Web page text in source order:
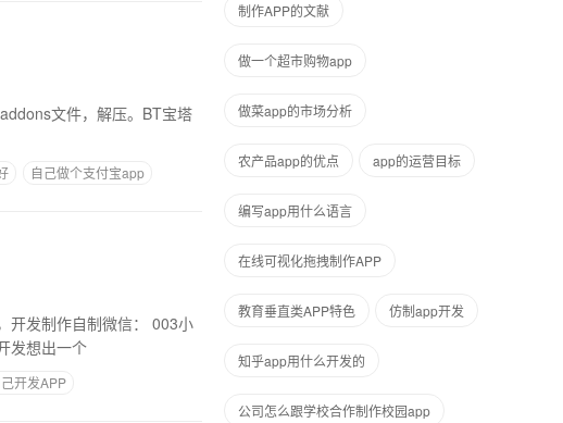
自己做个支付宝app
发想出一个
开发APP
制作APP的文献
做一个超市购物app
做菜app的市场分析
农产品app的优点 app的运营目标
编写app用什么语言
在线可视化拖拽制作APP
教育垂直类APP特色 仿制app开发
知乎app用什么开发的
公司怎么跟学校合作制作校园app